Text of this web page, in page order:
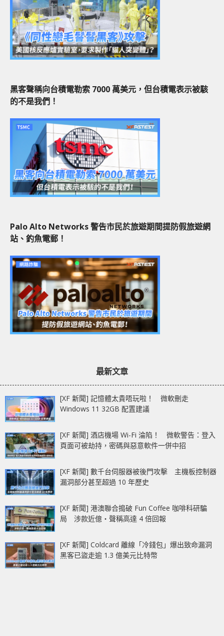
黑客聲稱向台積電勒索 7000 萬美元，但台積電表示被駭
的不是我們！
Palo Alto Networks 警告市民於旅遊期間提防假旅遊網
站、釣魚電郵！
最新文章
[XF 新聞] 記憶體太貴唔玩啦！ 微軟刪走
Windows 11 32GB 配置建議
[XF 新聞] 酒店機場 Wi-Fi 淪陷！ 微軟警告：登入
頁面可被劫持，密碼與惡意軟件一併中招
[XF 新聞] 數千台伺服器被後門攻擊 主機板控制器
漏洞部分甚至超過 10 年歷史
[XF 新聞] 港澳聯合搗破 Fun Coffee 咖啡科研騙
局 涉款近億‧聲稱高達 4 倍回報
[XF 新聞] Coldcard 離線「冷錢包」爆出致命漏洞
黑客已盜走逾 1.3 億美元比特幣